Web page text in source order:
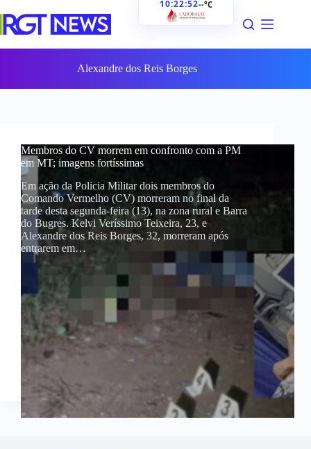
para
10:22:53--°C
Alexandre dos Reis Borges
Membros do CV morrem em confronto com a PM
em MT; imagens fortíssimas
Em ação da Policia Militar dois membros do
Comando Vermelho (CV) morreram no final da
tarde desta segunda-feira (13), na zona rural e Barra
do Bugres. Kelvi Veríssimo Teixeira, 23, e
Alexandre dos Reis Borges, 32, morreram após
entrarem em…